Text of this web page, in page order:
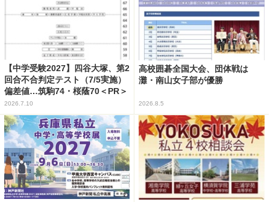
【中学受験2027】四谷大塚、第2
回合不合判定テスト（7/5実施）
偏差値…筑駒74・桜蔭70＜PR＞
2026.7.10
高校囲碁全国大会、団体戦は
灘・南山女子部が優勝
2026.8.5